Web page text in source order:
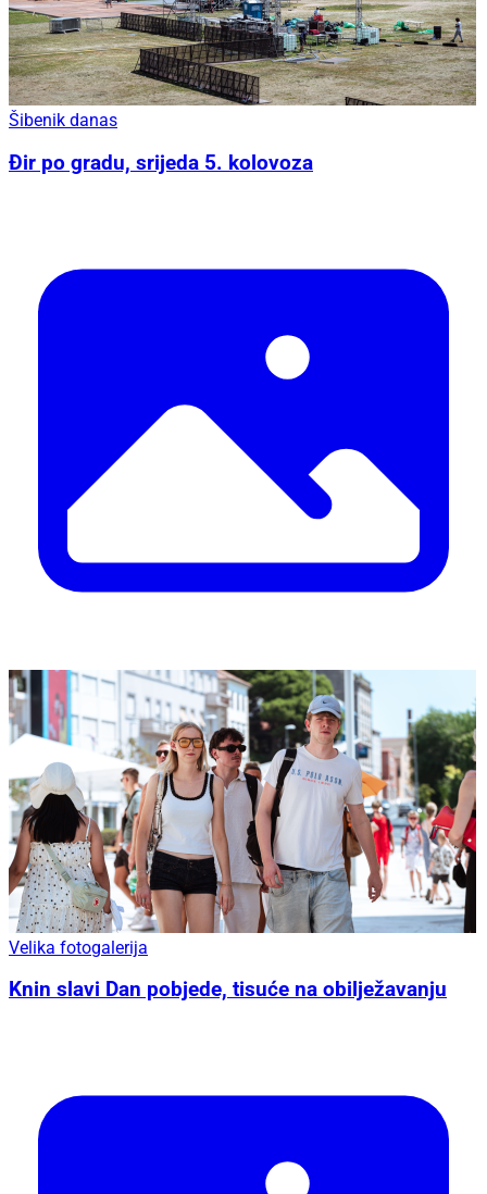
Šibenik danas
Đir po gradu, srijeda 5. kolovoza
Velika fotogalerija
Knin slavi Dan pobjede, tisuće na obilježavanju